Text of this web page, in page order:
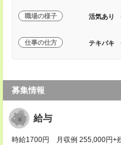
職場の様子 活気あり
仕事の仕方 テキパキ
募集情報
給与
時給1700円 月収例 255,000円+